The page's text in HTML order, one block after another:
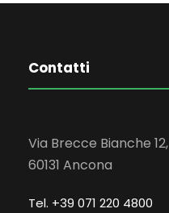
Contatti
Via Brecce Bianche 12,
60131 Ancona
Tel. +39 071 220 4800